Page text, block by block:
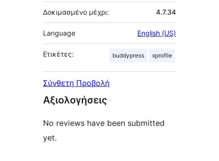
Δοκιμασμένο μέχρι: 4.7.34
Language English (US)
Ετικέτες: buddypress xprofile
Σύνθετη Προβολή
Αξιολογήσεις
No reviews have been submitted
yet.